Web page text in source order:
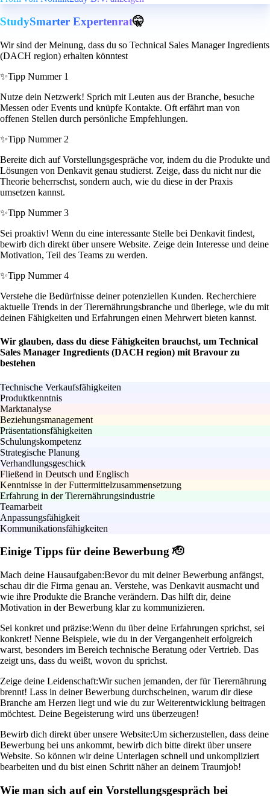
StudySmarter Expertenrat🤫
Wir sind der Meinung, dass du so Technical Sales Manager Ingredients
(DACH region) erhalten könntest
✨Tipp Nummer 1
Nutze dein Netzwerk! Sprich mit Leuten aus der Branche, besuche
Messen oder Events und knüpfe Kontakte. Oft erfährt man von
offenen Stellen durch persönliche Empfehlungen.
✨Tipp Nummer 2
Bereite dich auf Vorstellungsgespräche vor, indem du die Produkte und
Lösungen von Denkavit genau studierst. Zeige, dass du nicht nur die
Theorie beherrschst, sondern auch, wie du diese in der Praxis
umsetzen kannst.
✨Tipp Nummer 3
Sei proaktiv! Wenn du eine interessante Stelle bei Denkavit findest,
bewirb dich direkt über unsere Website. Zeige dein Interesse und deine
Motivation, Teil des Teams zu werden.
✨Tipp Nummer 4
Verstehe die Bedürfnisse deiner potenziellen Kunden. Recherchiere
aktuelle Trends in der Tierernährungsbranche und überlege, wie du mit
deinen Fähigkeiten und Erfahrungen einen Mehrwert bieten kannst.
Wir glauben, dass du diese Fähigkeiten brauchst, um Technical
Sales Manager Ingredients (DACH region) mit Bravour zu
bestehen
Technische Verkaufsfähigkeiten
Produktkenntnis
Marktanalyse
Beziehungsmanagement
Präsentationsfähigkeiten
Schulungskompetenz
Strategische Planung
Verhandlungsgeschick
Fließend in Deutsch und Englisch
Kenntnisse in der Futtermittelzusammensetzung
Erfahrung in der Tierernährungsindustrie
Teamarbeit
Anpassungsfähigkeit
Kommunikationsfähigkeiten
Einige Tipps für deine Bewerbung 🫡
Mach deine Hausaufgaben:Bevor du mit deiner Bewerbung anfängst,
schau dir die Firma genau an. Verstehe, was Denkavit ausmacht und
wie ihre Produkte die Branche verändern. Das hilft dir, deine
Motivation in der Bewerbung klar zu kommunizieren.
Sei konkret und präzise:Wenn du über deine Erfahrungen sprichst, sei
konkret! Nenne Beispiele, wie du in der Vergangenheit erfolgreich
warst, besonders im Bereich technische Beratung oder Vertrieb. Das
zeigt uns, dass du weißt, wovon du sprichst.
Zeige deine Leidenschaft:Wir suchen jemanden, der für Tierernährung
brennt! Lass in deiner Bewerbung durchscheinen, warum dir diese
Branche am Herzen liegt und wie du zur Weiterentwicklung beitragen
möchtest. Deine Begeisterung wird uns überzeugen!
Bewirb dich direkt über unsere Website:Um sicherzustellen, dass deine
Bewerbung bei uns ankommt, bewirb dich bitte direkt über unsere
Website. So können wir deine Unterlagen schnell und unkompliziert
bearbeiten und du bist einen Schritt näher an deinem Traumjob!
Wie man sich auf ein Vorstellungsgespräch bei